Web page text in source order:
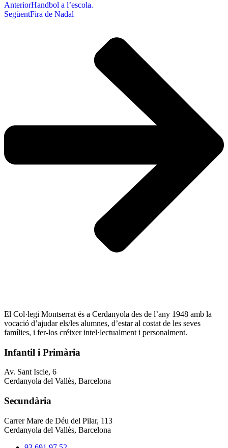
AnteriorHandbol a l’escola.
SegüentFira de Nadal
El Col·legi Montserrat és a Cerdanyola des de l’any 1948 amb la
vocació d’ajudar els/les alumnes, d’estar al costat de les seves
famílies, i fer-los créixer intel·lectualment i personalment.
Infantil i Primària
Av. Sant Iscle, 6
Cerdanyola del Vallès, Barcelona
Secundària
Carrer Mare de Déu del Pilar, 113
Cerdanyola del Vallès, Barcelona